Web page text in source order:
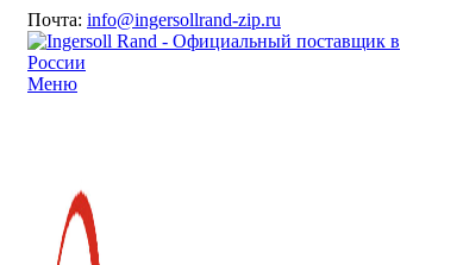
Почта: info@ingersollrand-zip.ru
Меню